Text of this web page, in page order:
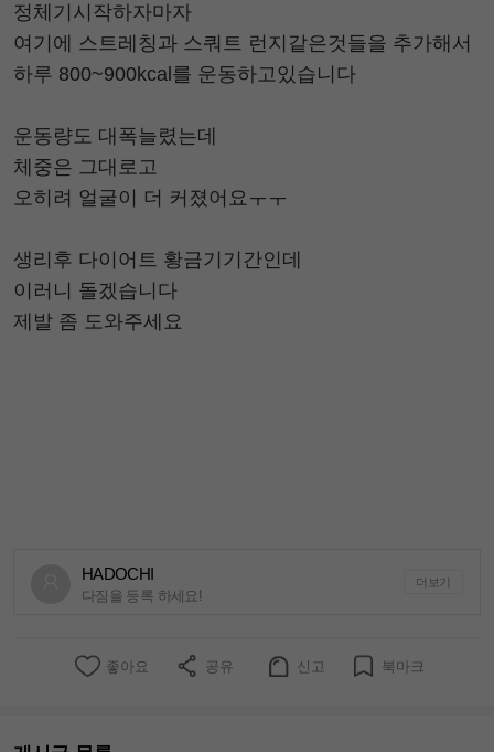
정체기시작하자마자
여기에 스트레칭과 스쿼트 런지같은것들을 추가해서
하루 800~900kcal를 운동하고있습니다
운동량도 대폭늘렸는데
체중은 그대로고
오히려 얼굴이 더 커졌어요ㅜㅜ
생리후 다이어트 황금기기간인데
이러니 돌겠습니다
제발 좀 도와주세요
HADOCHI
다짐을 등록 하세요!
더보기
좋아요 공유 신고 북마크